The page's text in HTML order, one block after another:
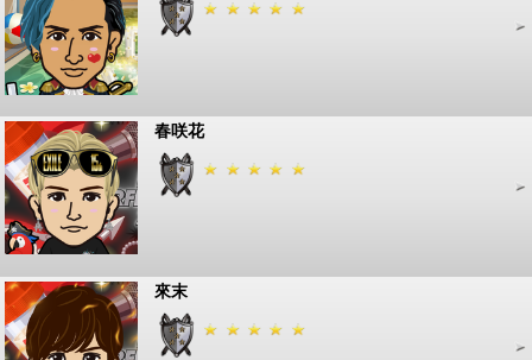
春咲花
來末